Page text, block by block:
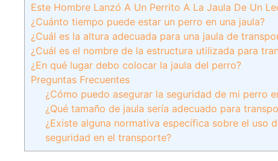
Este Hombre Lanzó A Un Perrito A La Jaula De Un
¿Cuánto tiempo puede estar un perro en una jaula?
¿Cuál es la altura adecuada para una jaula de
¿Cuál es el nombre de la estructura utilizada para
¿En qué lugar debo colocar la jaula del perro?
Preguntas Frecuentes
¿Cómo puedo asegurar la seguridad de mi perro
¿Qué tamaño de jaula sería adecuado para
¿Existe alguna normativa específica sobre el uso
seguridad en el transporte?